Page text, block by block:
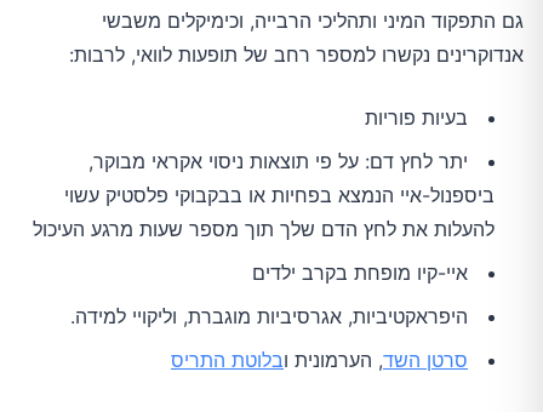
גם התפקוד המיני ותהליכי הרבייה, וכימיקלים משבשי
אנדוקרינים נקשרו למספר רחב של תופעות לוואי, לרבות:
בעיות פוריות
יתר לחץ דם: על פי תוצאות ניסוי אקראי מבוקר,
ביספנול-איי הנמצא בפחיות או בבקבוקי פלסטיק עשוי
להעלות את לחץ הדם שלך תוך מספר שעות מרגע העיכול
איי-קיו מופחת בקרב ילדים
היפראקטיביות, אגרסיביות מוגברת, וליקויי למידה.
סרטן השד, הערמונית ובלוטת התריס